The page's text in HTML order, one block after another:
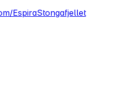
EspiraStongafjellet